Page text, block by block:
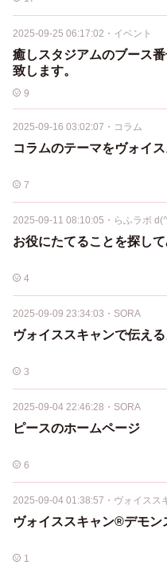
2025-09-25 06:17:02 ・ イベント
癒しスタジアムのブース
致します。
9
2025-09-16 03:02:07 ・ コラム
コラムのテーマをヴォイ
7
2025-09-11 08:10:05 ・ らふラボ
お役にたてることを探し
4
2025-09-09 23:34:03 ・ SORA
ヴォイススキャンで伝え
3
2025-09-04 22:46:28 ・ SORA
ピースのホームページ
6
2025-09-04 01:38:57 ・ ヴォイスス
ヴォイススキャン®️デモン
1